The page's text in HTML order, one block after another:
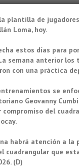
plantilla de
Loma, hoy.
estos días para
semana anterior
con una práctica
se
Geovanny
compromiso del
habrá atención a
que
(D)